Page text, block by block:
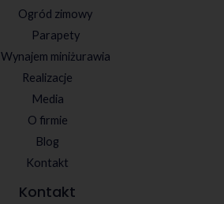
Ogród zimowy
Parapety
Wynajem miniżurawia
Realizacje
Media
O firmie
Blog
Kontakt
Kontakt